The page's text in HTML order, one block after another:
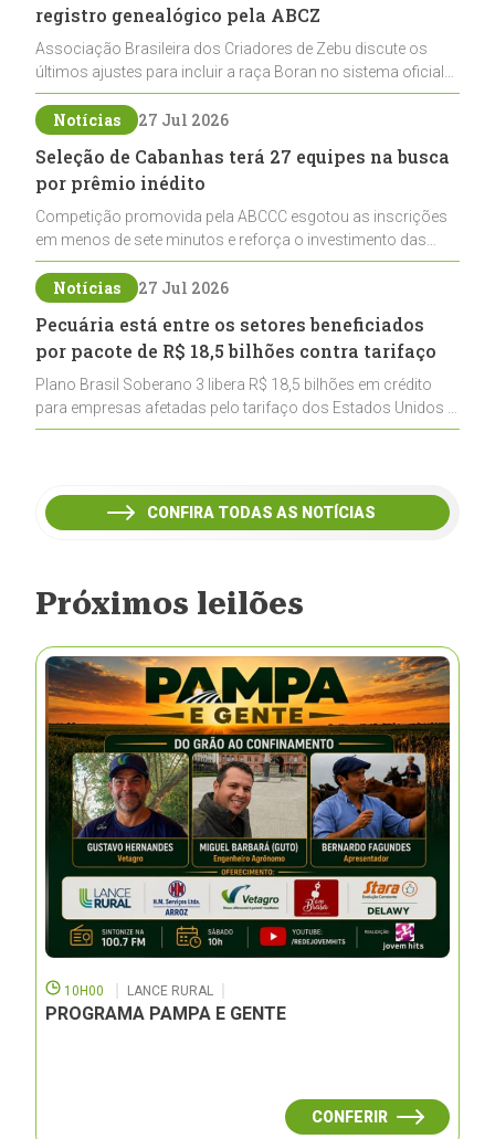
registro genealógico pela ABCZ
Associação Brasileira dos Criadores de Zebu discute os
últimos ajustes para incluir a raça Boran no sistema oficial
de registros, abrindo caminho para sua expansão na
pecuária nacional
Notícias 27 Jul 2026
Seleção de Cabanhas terá 27 equipes na busca
por prêmio inédito
Competição promovida pela ABCCC esgotou as inscrições
em menos de sete minutos e reforça o investimento das
cabanhas na seleção genética de Cavalos Crioulos voltados
ao laço
Notícias 27 Jul 2026
Pecuária está entre os setores beneficiados
por pacote de R$ 18,5 bilhões contra tarifaço
Plano Brasil Soberano 3 libera R$ 18,5 bilhões em crédito
para empresas afetadas pelo tarifaço dos Estados Unidos e
inclui a pecuária entre os setores estratégicos
CONFIRA TODAS AS NOTÍCIAS
Próximos leilões
10H00 LANCE RURAL
PROGRAMA PAMPA E GENTE
CONFERIR